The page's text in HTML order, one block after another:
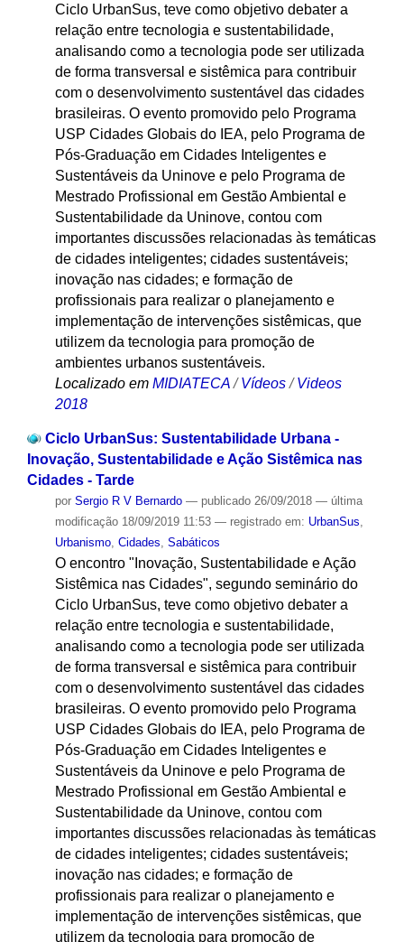
Ciclo UrbanSus, teve como objetivo debater a
relação entre tecnologia e sustentabilidade,
analisando como a tecnologia pode ser utilizada
de forma transversal e sistêmica para contribuir
com o desenvolvimento sustentável das cidades
brasileiras. O evento promovido pelo Programa
USP Cidades Globais do IEA, pelo Programa de
Pós-Graduação em Cidades Inteligentes e
Sustentáveis da Uninove e pelo Programa de
Mestrado Profissional em Gestão Ambiental e
Sustentabilidade da Uninove, contou com
importantes discussões relacionadas às temáticas
de cidades inteligentes; cidades sustentáveis;
inovação nas cidades; e formação de
profissionais para realizar o planejamento e
implementação de intervenções sistêmicas, que
utilizem da tecnologia para promoção de
ambientes urbanos sustentáveis.
Localizado em MIDIATECA /Vídeos /Videos
2018
Ciclo UrbanSus: Sustentabilidade Urbana -
Inovação, Sustentabilidade e Ação Sistêmica nas
Cidades - Tarde
por Sergio R V Bernardo — publicado26/09/2018 — última
modificação18/09/2019 11:53 — registrado em: UrbanSus,
Urbanismo, Cidades, Sabáticos
O encontro "Inovação, Sustentabilidade e Ação
Sistêmica nas Cidades", segundo seminário do
Ciclo UrbanSus, teve como objetivo debater a
relação entre tecnologia e sustentabilidade,
analisando como a tecnologia pode ser utilizada
de forma transversal e sistêmica para contribuir
com o desenvolvimento sustentável das cidades
brasileiras. O evento promovido pelo Programa
USP Cidades Globais do IEA, pelo Programa de
Pós-Graduação em Cidades Inteligentes e
Sustentáveis da Uninove e pelo Programa de
Mestrado Profissional em Gestão Ambiental e
Sustentabilidade da Uninove, contou com
importantes discussões relacionadas às temáticas
de cidades inteligentes; cidades sustentáveis;
inovação nas cidades; e formação de
profissionais para realizar o planejamento e
implementação de intervenções sistêmicas, que
utilizem da tecnologia para promoção de